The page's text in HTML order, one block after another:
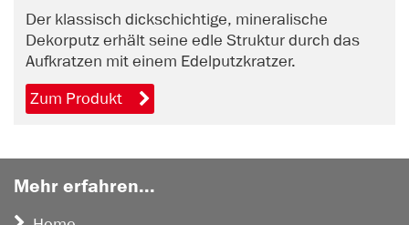
Der klassisch dickschichtige, mineralische
Dekorputz erhält seine edle Struktur durch das
Aufkratzen mit einem Edelputzkratzer.
Zum Produkt
Mehr erfahren...